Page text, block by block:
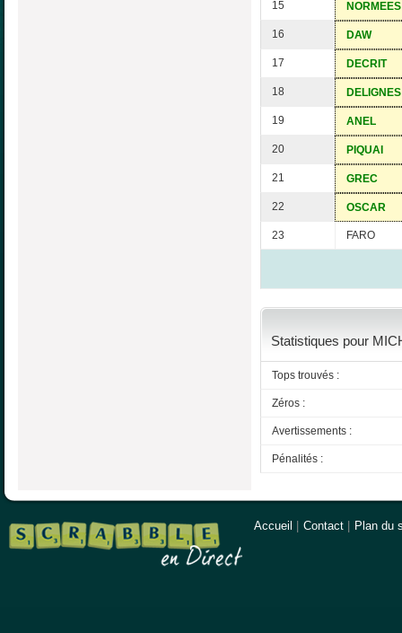
15 NORMEES
16 DAW
17 DECRIT
18 DELIGNES
19 ANEL
20 PIQUAI
21 GREC
22 OSCAR
23 FARO
Statistiques pour
Tops trouvés :
Zéros :
Avertissements :
Pénalités :
Accueil Contact Plan du